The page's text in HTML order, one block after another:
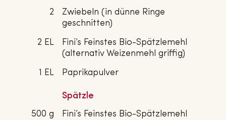
2
Zwiebeln (in dünne Ringe
geschnitten)
2 EL
Fini’s Feinstes Bio-Spätzlemehl
(alternativ Weizenmehl griffig)
1 EL
Paprikapulver
Spätzle
500 g
Fini’s Feinstes Bio-Spätzlemehl